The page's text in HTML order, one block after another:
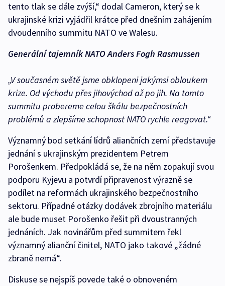
tento tlak se dále zvýší,“ dodal Cameron, který se k
ukrajinské krizi vyjádřil krátce před dnešním zahájením
dvoudenního summitu NATO ve Walesu.
Generální tajemník NATO Anders Fogh Rasmussen
„V současném světě jsme obklopeni jakýmsi obloukem
krize. Od východu přes jihovýchod až po jih. Na tomto
summitu probereme celou škálu bezpečnostních
problémů a zlepšíme schopnost NATO rychle reagovat.“
Významný bod setkání lídrů aliančních zemí představuje
jednání s ukrajinským prezidentem Petrem
Porošenkem. Předpokládá se, že na něm zopakují svou
podporu Kyjevu a potvrdí připravenost výrazně se
podílet na reformách ukrajinského bezpečnostního
sektoru. Případné otázky dodávek zbrojního materiálu
ale bude muset Porošenko řešit při dvoustranných
jednáních. Jak novinářům před summitem řekl
významný alianční činitel, NATO jako takové „žádné
zbraně nemá“.
Diskuse se nejspíš povede také o obnoveném